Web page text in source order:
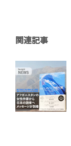
関連記事